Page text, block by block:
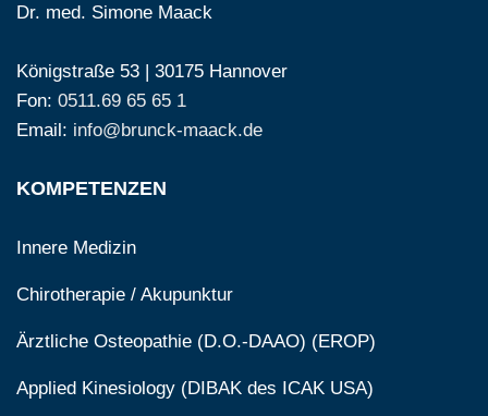
Dr. med. Simone Maack
Königstraße 53 | 30175 Hannover
Fon: 0511.69 65 65 1
Email: info@brunck-maack.de
KOMPETENZEN
Innere Medizin
Chirotherapie / Akupunktur
Ärztliche Osteopathie (D.O.-DAAO) (EROP)
Applied Kinesiology (DIBAK des ICAK USA)